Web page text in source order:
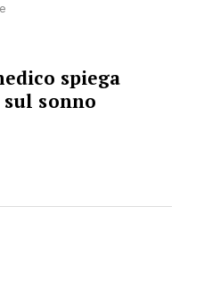
spiega
sonno